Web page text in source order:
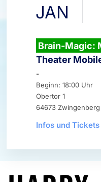
JAN
Brain-Magic:
Theater
-
Beginn: 18:00 Uhr
Obertor 1
64673 Zwingenberg
Infos und Tickets